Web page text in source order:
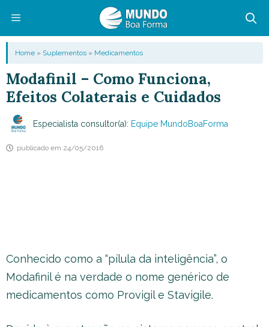
conteúdo
Menu
Home » Suplementos » Medicamentos
Modafinil – Como Funciona,
Efeitos Colaterais e Cuidados
Especialista consultor(a): Equipe MundoBoaForma
publicado em 24/05/2016
Conhecido como a “pílula da inteligência”, o
Modafinil é na verdade o nome genérico de
medicamentos como Provigil e Stavigile.